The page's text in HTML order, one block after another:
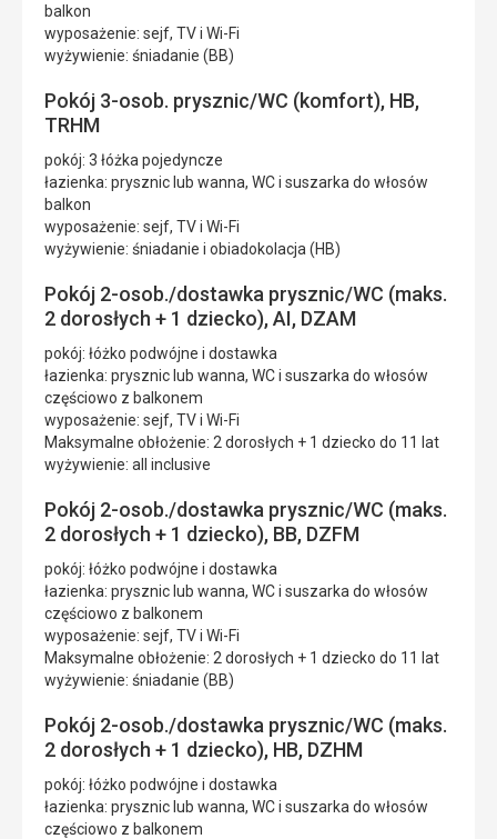
balkon
wyposażenie: sejf, TV i Wi-Fi
wyżywienie: śniadanie (BB)
Pokój 3-osob. prysznic/WC (komfort), HB,
TRHM
pokój: 3 łóżka pojedyncze
łazienka: prysznic lub wanna, WC i suszarka do włosów
balkon
wyposażenie: sejf, TV i Wi-Fi
wyżywienie: śniadanie i obiadokolacja (HB)
Pokój 2-osob./dostawka prysznic/WC (maks.
2 dorosłych + 1 dziecko), AI, DZAM
pokój: łóżko podwójne i dostawka
łazienka: prysznic lub wanna, WC i suszarka do włosów
częściowo z balkonem
wyposażenie: sejf, TV i Wi-Fi
Maksymalne obłożenie: 2 dorosłych + 1 dziecko do 11 lat
wyżywienie: all inclusive
Pokój 2-osob./dostawka prysznic/WC (maks.
2 dorosłych + 1 dziecko), BB, DZFM
pokój: łóżko podwójne i dostawka
łazienka: prysznic lub wanna, WC i suszarka do włosów
częściowo z balkonem
wyposażenie: sejf, TV i Wi-Fi
Maksymalne obłożenie: 2 dorosłych + 1 dziecko do 11 lat
wyżywienie: śniadanie (BB)
Pokój 2-osob./dostawka prysznic/WC (maks.
2 dorosłych + 1 dziecko), HB, DZHM
pokój: łóżko podwójne i dostawka
łazienka: prysznic lub wanna, WC i suszarka do włosów
częściowo z balkonem